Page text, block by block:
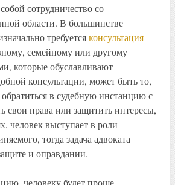
сотрудничество со
области. В большинстве
требуетсяконсультация
семейному или другому
которые обуславливают
консультации, может быть то,
в судебную инстанцию с
свои права или защитить интересы,
человек выступает в роли
тогда задача адвоката
и оправдании.
человеку будет проще